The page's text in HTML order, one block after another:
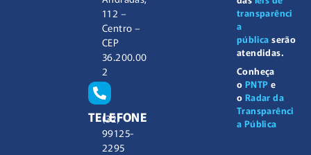
112 –
Centro –
CEP
36.200.00
2
TELEFONE
(32)
99125-
2295
transparênci
a
pública serão
atendidas.
Conheça
o PNTP e
o Radar da
Transparênci
a Pública